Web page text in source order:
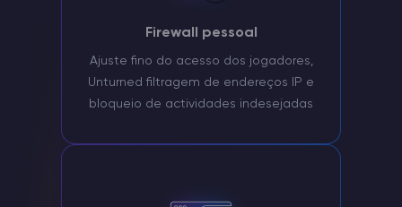
Firewall pessoal
Ajuste fino do acesso dos jogadores,
Unturned filtragem de endereços IP e
bloqueio de actividades indesejadas